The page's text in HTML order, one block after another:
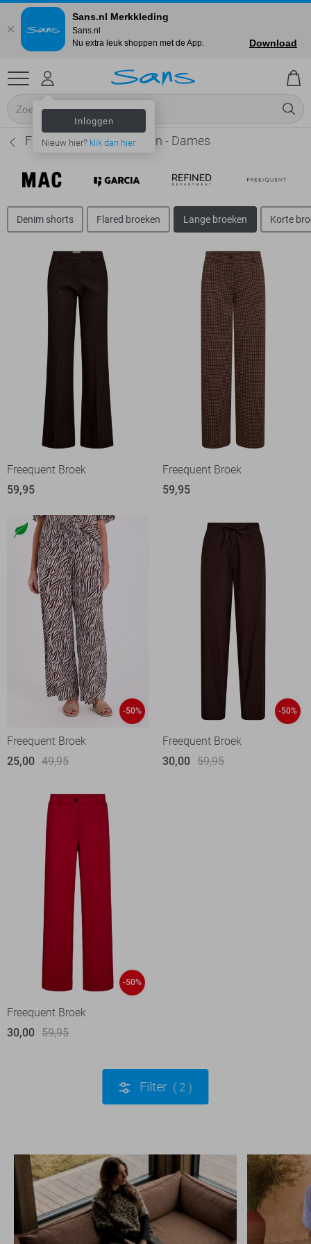
Inloggen
Nieuw hier? klik dan hier
Freequent Lange broeken - Dames
Denim shorts Flared broeken Lange broeken Korte
Freequent Broek
59,95
Freequent Broek
59,95
-50%
Freequent Broek
25,00 49,95
-50%
Freequent Broek
30,00 59,95
-50%
Freequent Broek
30,00 59,95
Filter 2
Sans.nl Merkkleding
Sans.nl
Nu extra leuk shoppen met de App.
Download